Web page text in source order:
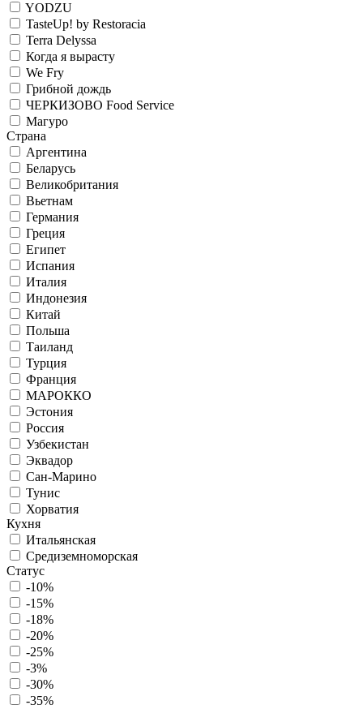
YODZU
TasteUp! by Restoracia
Terra Delyssa
Когда я вырасту
We Fry
Грибной дождь
ЧЕРКИЗОВО Food Service
Магуро
Страна
Аргентина
Беларусь
Великобритания
Вьетнам
Германия
Греция
Египет
Испания
Италия
Индонезия
Китай
Польша
Таиланд
Турция
Франция
МАРОККО
Эстония
Россия
Узбекистан
Эквадор
Сан-Марино
Тунис
Хорватия
Кухня
Итальянская
Средиземноморская
Статус
-10%
-15%
-18%
-20%
-25%
-3%
-30%
-35%